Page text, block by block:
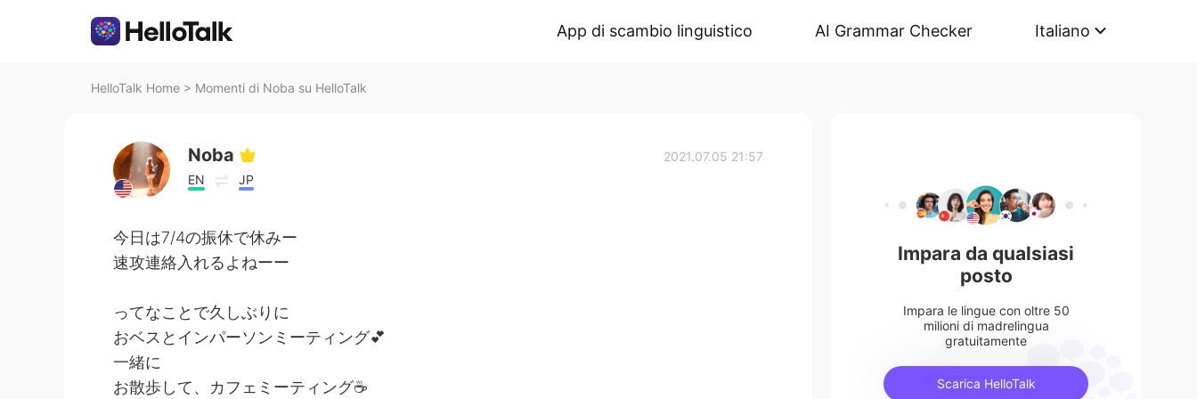
App di scambio linguistico AI Grammar Checker Italiano
HelloTalk Home > Momenti di Noba su HelloTalk
Noba
EN JP
2021.07.05 21:57
今日は7/4の振休で休みー
速攻連絡入れるよねーー
ってなことで久しぶりに
おベスとインパーソンミーティング💕
一緒に
お散歩して、カフェミーティング☕️
Impara da qualsiasi
posto
Impara le lingue con oltre 50
milioni di madrelingua
gratuitamente
Scarica HelloTalk